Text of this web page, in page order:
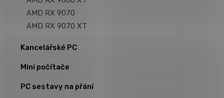
AMD RX 9070
AMD RX 9070 XT
Kancelářské PC
Mini počítače
PC sestavy na přání